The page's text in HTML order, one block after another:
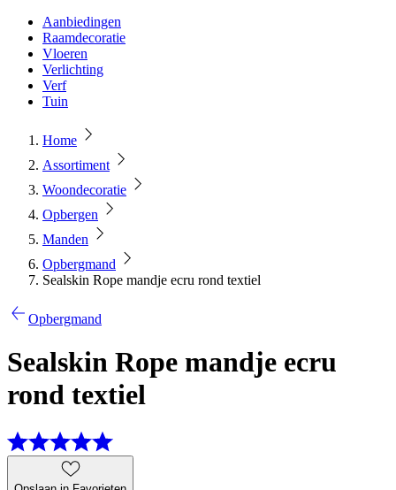
Aanbiedingen
Raamdecoratie
Vloeren
Verlichting
Verf
Tuin
Home
Assortiment
Woondecoratie
Opbergen
Manden
Opbergmand
Sealskin Rope mandje ecru rond textiel
Opbergmand
Sealskin Rope mandje ecru
rond textiel